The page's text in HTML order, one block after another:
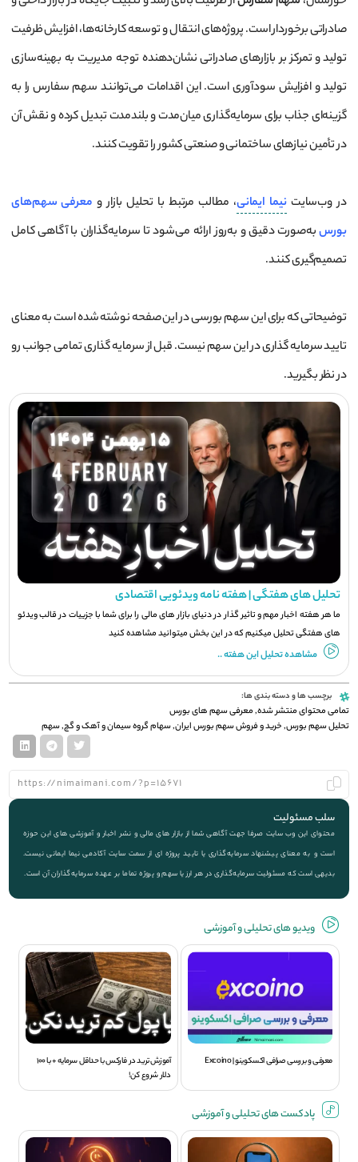
صادراتی برخوردار است. پروژه‌های انتقال و توسعه کارخانه‌ها، افزایش ظرفیت
تولید و تمرکز بر بازارهای صادراتی نشان‌دهنده توجه مدیریت به بهینه‌سازی
تولید و افزایش سودآوری است. این اقدامات می‌توانند سهم سفارس را به
گزینه‌ای جذاب برای سرمایه‌گذاری میان‌مدت و بلندمدت تبدیل کرده و نقش آن
در تأمین نیازهای ساختمانی و صنعتی کشور را تقویت کنند.
در وب‌سایتنیما ایمانی، مطالب مرتبط با تحلیل بازار و معرفی سهم‌های
بورسبه‌صورت دقیق و به‌روز ارائه می‌شود تا سرمایه‌گذاران با آگاهی کامل
تصمیم‌گیری کنند.
توضیحاتی که برای این سهم بورسی در این صفحه نوشته شده است به معنای
تایید سرمایه گذاری در این سهم نیست. قبل از سرمایه گذاری تمامی جوانب رو
در نظر بگیرید.
تحلیل های هفتگی | هفته نامه ویدئویی اقتصادی
ما هر هفته اخبار مهم و تاثیر گذار در دنیای بازار های مالی را برای شما با جزيیات در قالب ویدئو
های هفتگی تحلیل میکنیم که در این بخش میتوانید مشاهده کنید
مشاهده تحلیل این هفته ..
برچسب ها و دسته بندی ها:
تمامی محتوای منتشر شده,معرفی سهم های بورس
تحلیل سهم بورس,خرید و فروش سهم بورس ایران,سهام گروه سیمان و آهک و گچ,سهم
سلب مسئولیت
محتوای این وب سایت صرفا جهت آگاهی شما از بازار های مالی و نشر اخبار و آموزشی های این حوزه
است و به معنای پیشنهاد سرمایه‌گذاری یا تایید پروژه ای از سمت سایت آکادمی نیما ایمانی نیست.
بدیهی است که مسئولیت سرمایه‌گذاری در هر ارز یا سهم و پروژه تماما بر عهده سرمایه‌گذاران آن است.
ویديو های تحلیلی و آموزشی
معرفی و بررسی صرافی اکسکوینو | Excoino
آموزش ترید در فارکس با حداقل سرمایه + با 100
دلار شروع کن!
پادکست های تحلیلی و آموزشی